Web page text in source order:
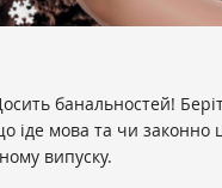
банальностей!
іде мова та чи законно
випуску.